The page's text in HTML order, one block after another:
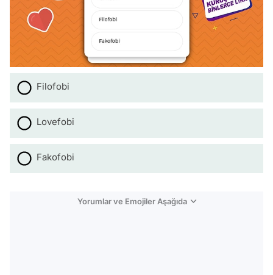
Filofobi
Lovefobi
Fakofobi
Yorumlar ve Emojiler Aşağıda